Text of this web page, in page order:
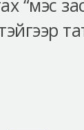
“мэс